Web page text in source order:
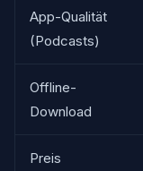
App-Qualität
(Podcasts)
Offline-
Download
Preis